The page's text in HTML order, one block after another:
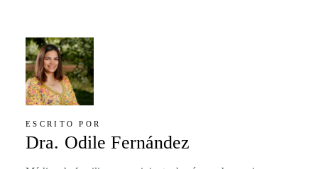
ESCRITO POR
Dra. Odile Fernández